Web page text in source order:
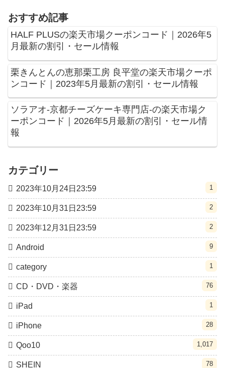
おすすめ記事
HALF PLUSの楽天市場クーポンコード｜2026年5
月最新の割引・セール情報
栗きんとんの恵那栗工房 良平堂の楽天市場クーポ
ンコード｜2023年5月最新の割引・セール情報
ソラアオ-京都チーズケーキ専門店-の楽天市場ク
ーポンコード｜2026年5月最新の割引・セール情
報
カテゴリー
2023年10月24日23:59 1
2023年10月31日23:59 2
2023年12月31日23:59 2
Android 9
category 1
CD・DVD・楽器 76
iPad 1
iPhone 28
Qoo10 1,017
SHEIN 78